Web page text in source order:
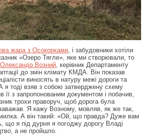
жара з Осокорками , і забудовники хотіли
«Озеро Тягле», яке ми створювали, то
Олександр Возний , керівник Департаменту
до змін клімату КМДА. Він показав
виносять в натуру межі дороги та
я тоді взяв з собою затверджену схему
її з запропонованим документом і побачив,
трохи праворуч, щоб дорога була
Я кажу Возному, мовляв, як же так,
А він такий: «Ой, що правда? Дуже вам
що я під дурня я погоджу дорогу Владі
а не пройшло.